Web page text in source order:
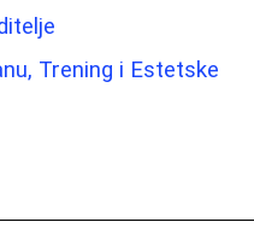
Trening i Estetske